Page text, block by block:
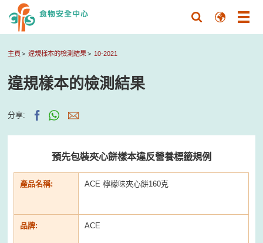
主頁 違規樣本的檢測結果 10-2021
違規樣本的檢測結果
分享:
預先包裝夾心餅樣本違反營養標籤規例
產品名稱: ACE 檸檬味夾心餅160克
品牌: ACE